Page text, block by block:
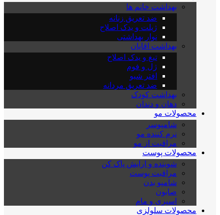
بهداشت خانم ها
ضد تعریق زنانه
ژیلت و یدک اصلاح
نوار بهداشتی
بهداشت اقایان
تیغ و یدک اصلاح
ژل و فوم
افتر شیو
ضد تعریق مردانه
بهداشت کودک
دهان و دندان
محصولات مو
شامپوسر
نرم کننده مو
مراقبت از مو
محصولات پوست
شوینده و ارایش پاک کن
مراقبت پوست
شامپو بدن
صابون
اسپری و مام
محصولات سلولزی